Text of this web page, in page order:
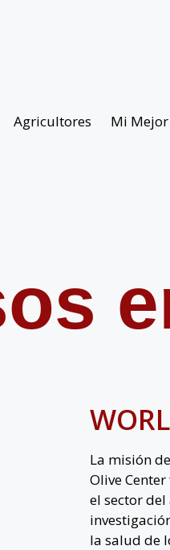
Agricultores Mi
La misión
Olive
el sector
la salud de